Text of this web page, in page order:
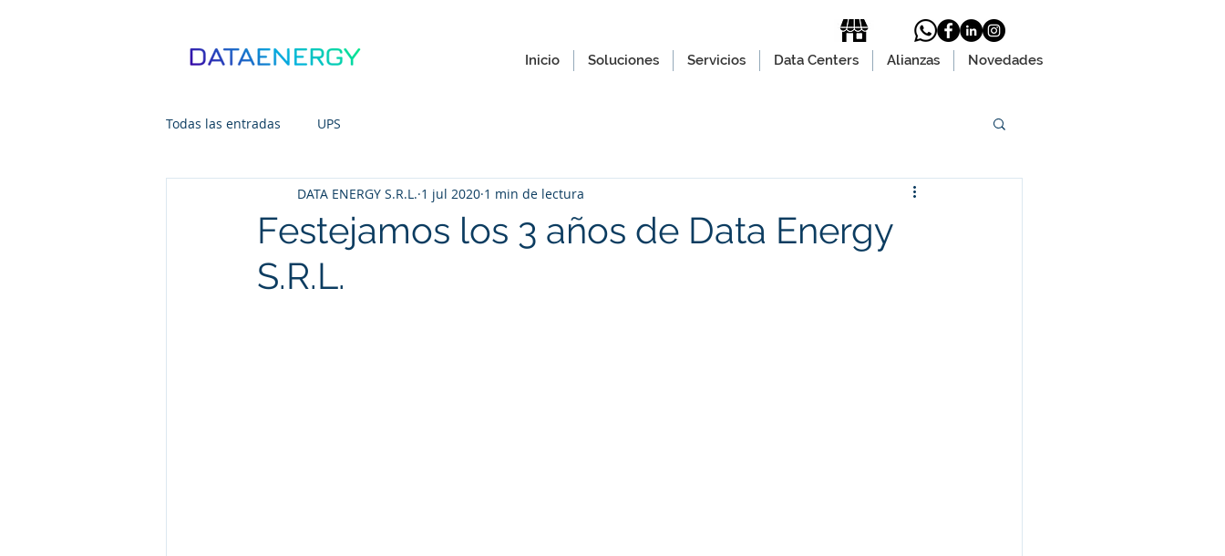
Inicio Soluciones Servicios Data Centers Alianzas Novedades
Todas las entradas UPS
Festejamos los 3 años de Data Energy
S.R.L.
DATA ENERGY S.R.L. 1 jul 2020 1 min de lectura